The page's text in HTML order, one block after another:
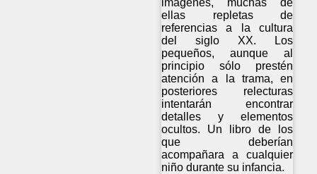
ellas repletas de
referencias a la cultura
del siglo XX. Los
pequeños, aunque al
principio sólo prestén
atención a la trama, en
posteriores relecturas
intentarán encontrar
detalles y elementos
ocultos. Un libro de los
que deberían
acompañara a cualquier
niño durante su infancia.